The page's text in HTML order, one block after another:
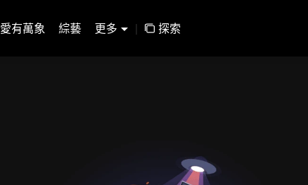
愛有萬象 綜藝 更多 | 探索